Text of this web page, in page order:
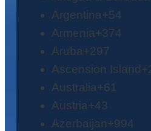
Argentina+54
Armenia+374
Aruba+297
Ascension Island
Australia+61
Austria+43
Azerbaijan+994